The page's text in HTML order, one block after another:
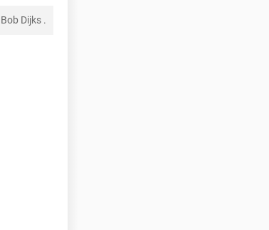
Bob Dijks .